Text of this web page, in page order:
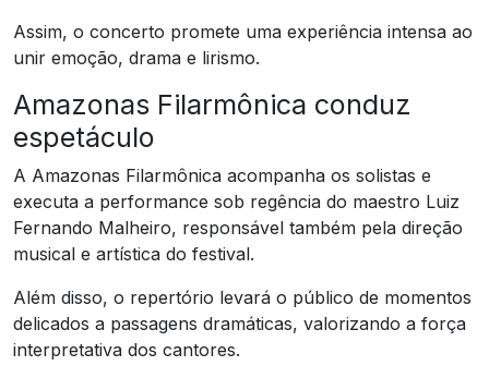
Assim, o concerto promete uma experiência intensa ao
unir emoção, drama e lirismo.
Amazonas Filarmônica conduz
espetáculo
A Amazonas Filarmônica acompanha os solistas e
executa a performance sob regência do maestro Luiz
Fernando Malheiro, responsável também pela direção
musical e artística do festival.
Além disso, o repertório levará o público de momentos
delicados a passagens dramáticas, valorizando a força
interpretativa dos cantores.